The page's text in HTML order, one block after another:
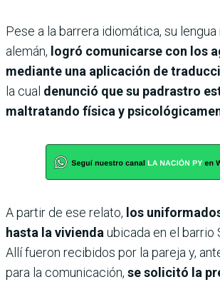
Pese a la barrera idiomática, su
alemán, logró comunicarse con los
mediante una aplicación de
la cual denunció que su padrastro
maltratando física y
A partir de ese relato, los
hasta la vivienda ubicada en el barrio
Allí fueron recibidos por la pareja y,
para la comunicación, se solicitó la